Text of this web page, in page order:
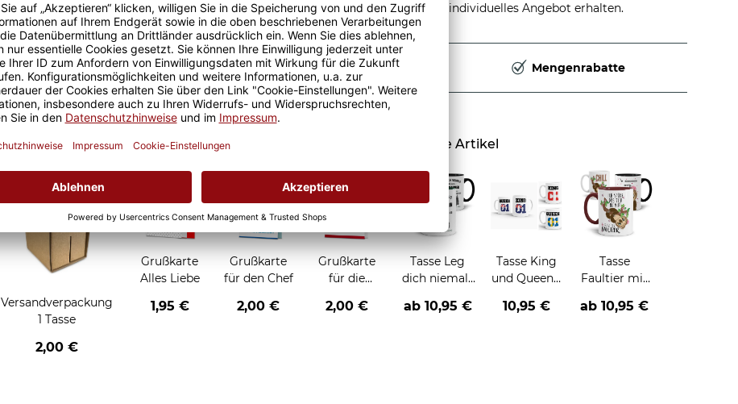
Größere Stückzahl? Anfrage stellen und individuelles Angebot erhalten.
Sicherer Kauf Auf Rechnung Produktion in Deutschland Mengenrabatte
Versandverpackung
1 Tasse
2,00 €
Grußkarten zum Verschenken
Grußkarte
Alles Liebe
1,95 €
Grußkarte
für den Chef
2,00 €
Grußkarte
für die
2,00 €
Ähnliche Artikel
Tasse Leg
dich niemals
an
ab 10,95 €
Tasse King
und Queen -
Länder-
10,95 €
Tasse
Faultier mit
ab10,95 €